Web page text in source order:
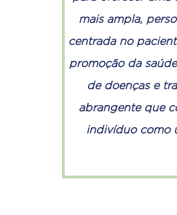
mais ampla,
centrada no
promoção da
de doenças e
abrangente que
indivíduo como